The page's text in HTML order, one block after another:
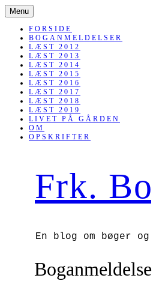
Menu SKIP
TO
CONTENT
FORSIDE
BOGANMELDELSER
LÆST 2012
LÆST 2013
LÆST 2014
LÆST 2015
LÆST 2016
LÆST 2017
LÆST 2018
LÆST 2019
LIVET PÅ GÅRDEN
OM
OPSKRIFTER
Frk.
En blog om bøger